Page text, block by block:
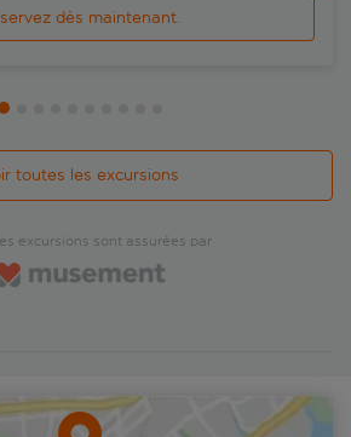
dès maintenant.
toutes les excursions
excursions sont assurées par